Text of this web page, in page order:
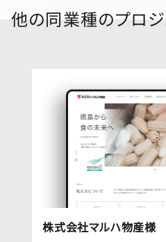
他の同業種のプロジ
株式会社マルハ物産様